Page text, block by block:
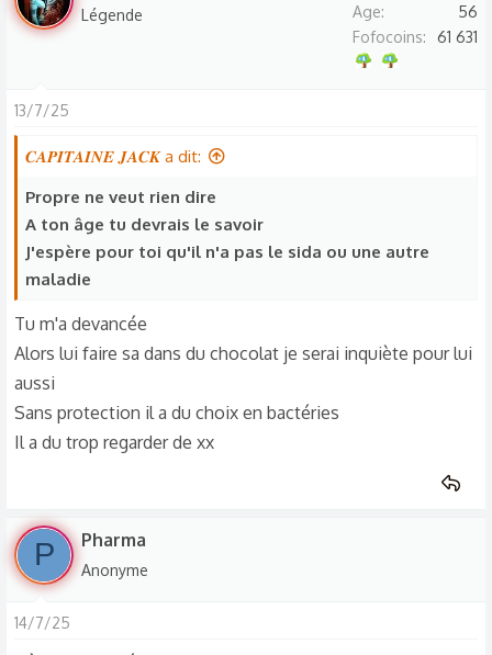
Légende
Age
56
Fofocoins
61 631
13/7/25
𝑪𝑨𝑷𝑰𝑻𝑨𝑰𝑵𝑬 𝑱𝑨𝑪𝑲 a dit:
Propre ne veut rien dire
A ton âge tu devrais le savoir
J'espère pour toi qu'il n'a pas le sida ou une autre
maladie
Tu m'a devancée
Alors lui faire sa dans du chocolat je serai inquiète pour lui
aussi
Sans protection il a du choix en bactéries
Il a du trop regarder de xx
P Pharma
Anonyme
14/7/25